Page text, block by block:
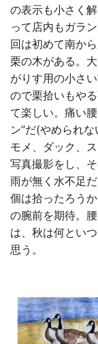
の表示も小さく
って店内もガラ
回は初めて南か
栗の木がある。
がりす用の小さ
ので栗拾いもや
て楽しい。痛い
ン”だ(やめられ
モメ、ダック、
写真撮影をし、
雨が無く水不足
個は拾ったろう
の腕前を期待。
は、秋は何とい
思う。